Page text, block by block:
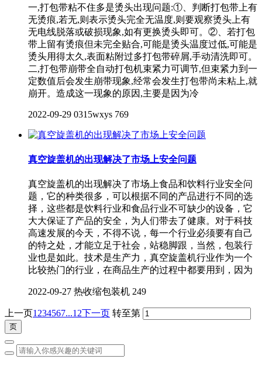
一,打包带粘不住多是烫头出现问题:①、判断打包带上有
无烫痕,若无,则表示烫头完全无温度,则要观察烫头上有
无电线脱落或破损现象,如有更换烫头即可。②、若打包
带上留有烫痕但未完全贴合,可能是烫头温度过低,可能是
烫头用得太久,表面粘附过多打包带碎屑,手动清洗即可。
二,打包带崩带全自动打包机束紧力可调节,但束紧力到一
定数值后会发生崩带现象,经常会发生打包带尚未粘上,就
崩开。造成这一现象的原因,主要是因为冷
2022-09-29 0315wxys 769
真空旋盖机的出现解决了市场上安全问题
真空旋盖机的出现解决了市场上食品和饮料行业安全问
题，它的种类很多，可以根据不同的产品进行不同的选
择，这些都是饮料行业和食品行业不可缺少的设备，它
大大保证了产品的安全，为人们带去了健康。对于科技
高速发展的今天，不得不说，每一个行业必须要有自己
的特之处，才能立足于社会，站稳脚跟，当然，包装行
业也是如此。技术是生产力，真空旋盖机行业作为一个
比较热门的行业，在商品生产的过程中都要用到，因为
2022-09-27 热收缩包装机 249
上一页1 234567...12下一页 转至第